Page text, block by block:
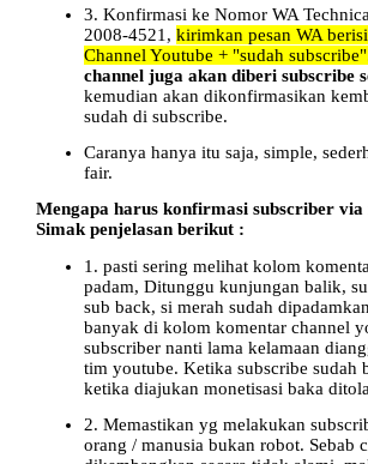
3. Konfirmasi ke Nomor WA
2008-4521, kirimkan pesan WA
Channel Youtube + "sudah
channel juga akan diberi subscribe
kemudian akan dikonfirmasikan
sudah di subscribe.
Caranya hanya itu saja, simple,
fair.
Mengapa harus konfirmasi subscriber
Simak penjelasan berikut :
1. pasti sering melihat kolom
padam, Ditunggu kunjungan balik,
sub back, si merah sudah
banyak di kolom komentar channel
subscriber nanti lama kelamaan
tim youtube. Ketika subscribe sudah
ketika diajukan monetisasi baka
2. Memastikan yg melakukan
orang / manusia bukan robot. Sebab